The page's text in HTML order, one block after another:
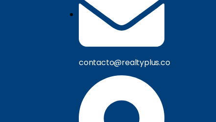
contacto@realtyplus.co